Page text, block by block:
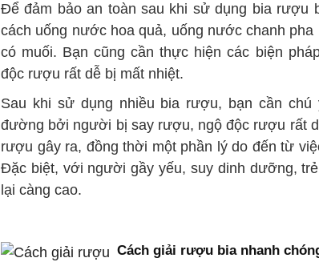
Để đảm bảo an toàn sau khi sử dụng bia rượu
cách uống nước hoa quả, uống nước chanh
có muối. Bạn cũng cần thực hiện các biện
độc rượu rất dễ bị mất nhiệt.
Sau khi sử dụng nhiều bia rượu, bạn cần chú
đường bởi người bị say rượu, ngộ độc rượu rất
rượu gây ra, đồng thời một phần lý do đến từ
Đặc biệt, với người gầy yếu, suy dinh dưỡng,
lại càng cao.
Cách giải rượu bia nhanh